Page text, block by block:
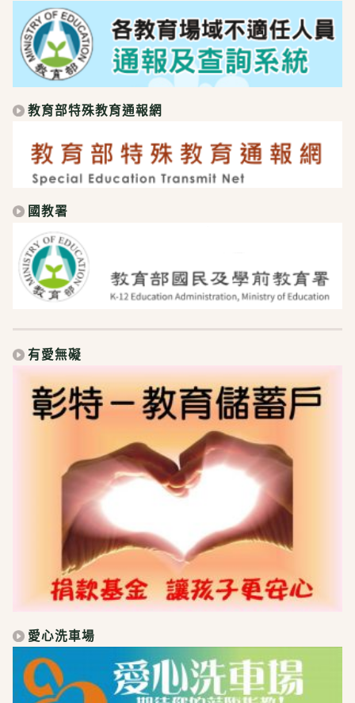
教育部特殊教育通報網
國教署
有愛無礙
愛心洗車場